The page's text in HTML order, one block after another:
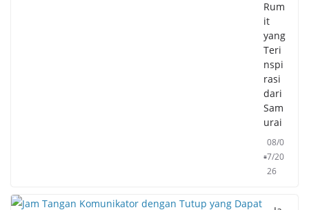
Rum
it
yang
Teri
nspi
rasi
dari
Sam
urai
08/0
7/20
26